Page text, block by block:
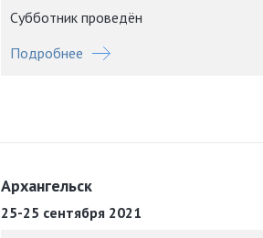
Субботник проведён
Подробнее
Архангельск
25-25 сентября 2021